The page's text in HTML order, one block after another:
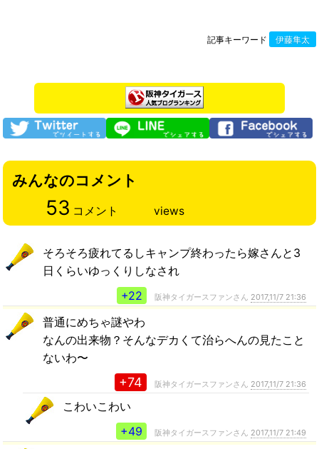
記事キーワード 伊藤隼太
みんなのコメント
53 コメント views
そろそろ疲れてるしキャンプ終わったら嫁さんと3
日くらいゆっくりしなされ
+22
阪神タイガースファンさん 2017,11/7 21:36
普通にめちゃ謎やわ
なんの出来物？そんなデカくて治らへんの見たこと
ないわ〜
+74 阪神タイガースファンさん 2017,11/7 21:36
こわいこわい
+49
阪神タイガースファンさん 2017,11/7 21:49